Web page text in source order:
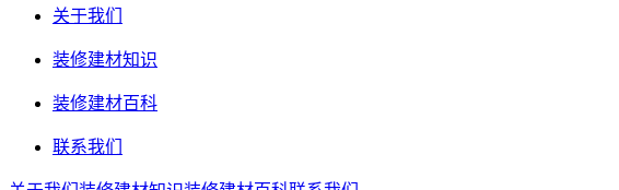
关于我们
装修建材知识
装修建材百科
联系我们